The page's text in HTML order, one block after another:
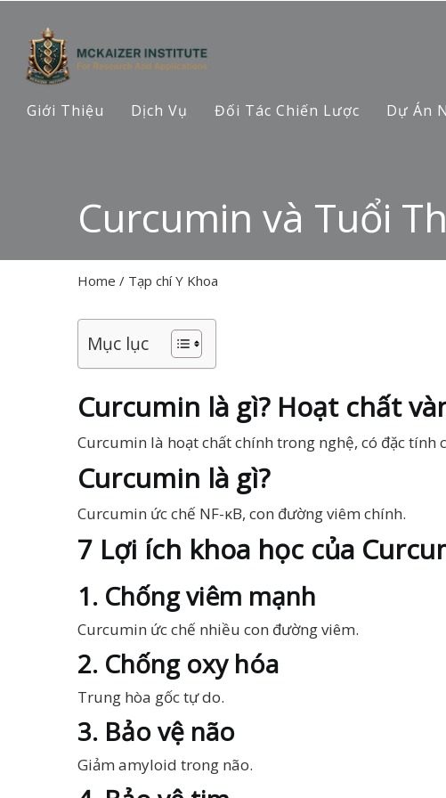
Giới Thiệu Dịch Vụ Đối Tác Chiến Lược Dự Án
Curcumin và Tuổi
Home / Tạp chí Y Khoa
Mục lục
Curcumin là gì? Hoạt chất
Curcumin là hoạt chất chính trong nghệ, có đặc tính
Curcumin là gì?
Curcumin ức chế NF-κB, con đường viêm chính.
7 Lợi ích khoa học của
1. Chống viêm mạnh
Curcumin ức chế nhiều con đường viêm.
2. Chống oxy hóa
Trung hòa gốc tự do.
3. Bảo vệ não
Giảm amyloid trong não.